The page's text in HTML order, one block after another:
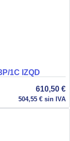
1C IZQD
610,50 €
504,55 € sin IVA